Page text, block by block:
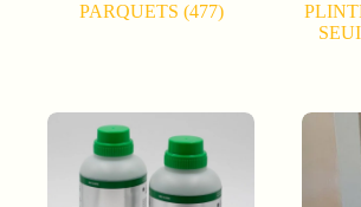
PARQUETS (477)